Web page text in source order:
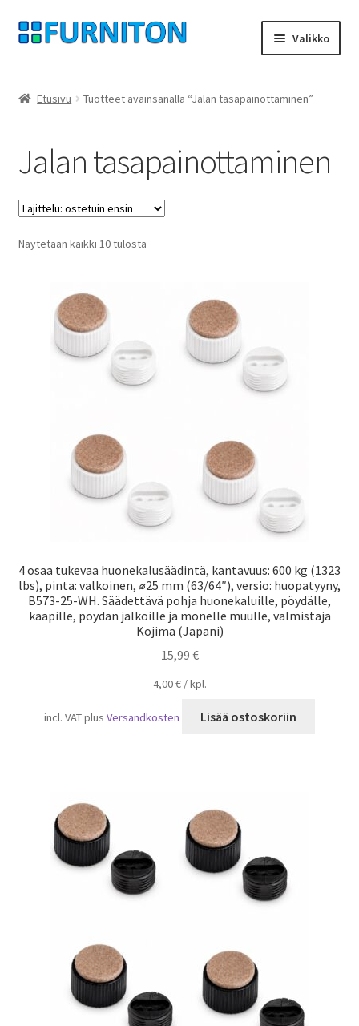
Siirry
navigointiin
Siirry
sisältöön
Valikko
yksityisyyttä
peruuttamisoikeus
Ottaa yhteyttä
Etusivu Tuotteet avainsanalla “Jalan tasapainottaminen”
Jalan tasapainottaminen
Näytetään kaikki 10 tulostaSuosituimmat
4 osaa tukevaa huonekalusäädintä, kantavuus: 600 kg (1323
lbs), pinta: valkoinen, ⌀25 mm (63/64″), versio: huopatyyny,
B573-25-WH. Säädettävä pohja huonekaluille, pöydälle,
kaapille, pöydän jalkoille ja monelle muulle, valmistaja
Kojima (Japani)
15,99 €
4,00€/kpl.
incl. VATplusVersandkosten Lisää ostoskoriin